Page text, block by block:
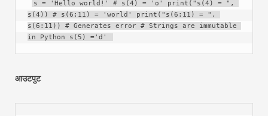
s = 'Hello world!' # s(4) = 'o' print("s(4) = ",
s(4)) # s(6:11) = 'world' print("s(6:11) = ",
s(6:11)) # Generates error # Strings are immutable
in Python s(5) ='d'
आउटपुट